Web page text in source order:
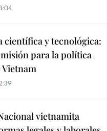
científica y tecnológica:
para la política
vietnamita